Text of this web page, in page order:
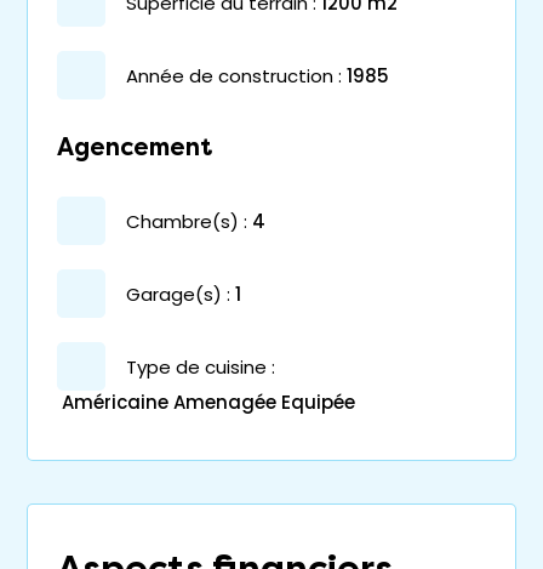
année de construction : 1985
Agencement
chambre(s) : 4
garage(s) : 1
Type de cuisine :
Américaine Amenagée Equipée